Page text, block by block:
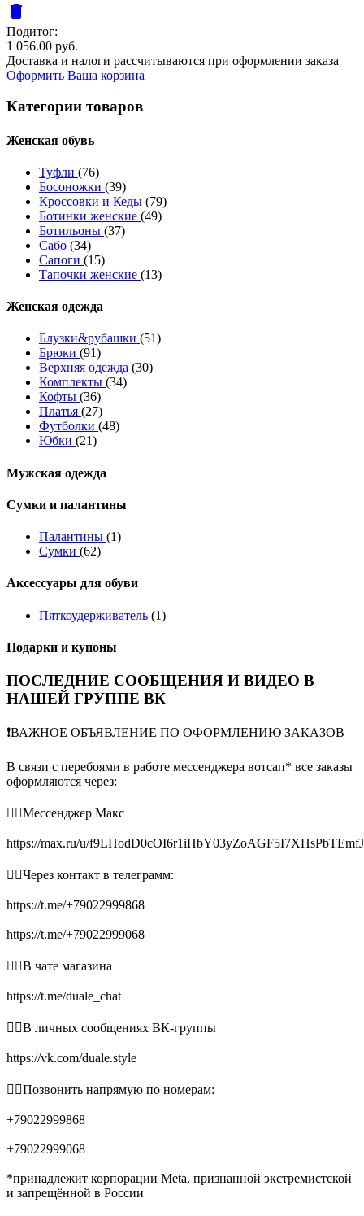
delete
Подитог:
1 056.00 руб.
Доставка и налоги рассчитываются при оформлении заказа
Оформить Ваша корзина
Категории товаров
Женcкая обувь
Туфли (76)
Босоножки (39)
Кроссовки и Кеды (79)
Ботинки женские (49)
Ботильоны (37)
Сабо (34)
Сапоги (15)
Тапочки женские (13)
Женская одежда
Блузки&рубашки (51)
Брюки (91)
Верхняя одежда (30)
Комплекты (34)
Кофты (36)
Платья (27)
Футболки (48)
Юбки (21)
Мужская одежда
Сумки и палантины
Палантины (1)
Сумки (62)
Аксессуары для обуви
Пяткоудерживатель (1)
Подарки и купоны
ПОСЛЕДНИЕ СООБЩЕНИЯ И ВИДЕО В
НАШЕЙ ГРУППЕ ВК
❗️ВАЖНОЕ ОБЪЯВЛЕНИЕ ПО ОФОРМЛЕНИЮ ЗАКАЗОВ
В связи с перебоями в работе мессенджера вотсап* все заказы
оформляются через:
👉🏻Мессенджер Макс
https://max.ru/u/
👉🏻Через контакт в телеграмм:
https://t.me/+79022999868
https://t.me/+79022999068
👉🏻В чате магазина
https://t.me/duale_chat
👉🏻В личных сообщениях ВК-группы
https://vk.com/duale.style
👉🏻Позвонить напрямую по номерам:
+79022999868
+79022999068
*принадлежит корпорации Meta, признанной экстремистской
и запрещённой в России